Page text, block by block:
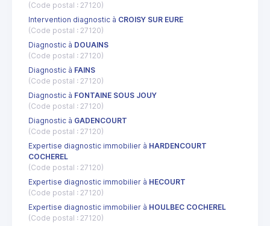
(Code postal : 27120)
Intervention diagnostic à CROISY SUR EURE
(Code postal : 27120)
Diagnostic à DOUAINS
(Code postal : 27120)
Diagnostic à FAINS
(Code postal : 27120)
Diagnostic à FONTAINE SOUS JOUY
(Code postal : 27120)
Diagnostic à GADENCOURT
(Code postal : 27120)
Expertise diagnostic immobilier à HARDENCOURT
COCHEREL
(Code postal : 27120)
Expertise diagnostic immobilier à HECOURT
(Code postal : 27120)
Expertise diagnostic immobilier à HOULBEC COCHEREL
(Code postal : 27120)